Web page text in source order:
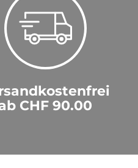
CHF 90.00